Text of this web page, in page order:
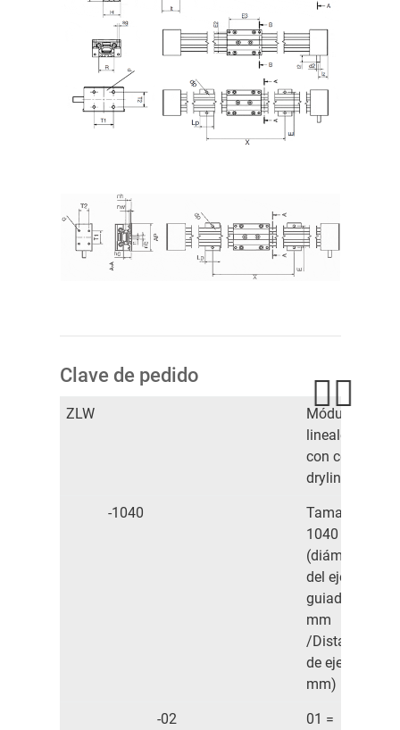
Clave de pedido
ZLW
Módulos
lineales
con correa
drylin® W
-1040
Tamaño
1040
(diámetro
del eje del
guiado 10
mm
/Distancia
de eje 40
mm)
-02 01 =